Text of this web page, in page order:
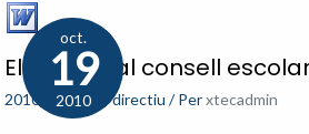
oct.
19
2010
Eleccions al consell
2010-11,Equip directiu / Perxtecadmin